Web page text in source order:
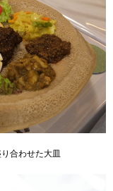
合わせた大皿